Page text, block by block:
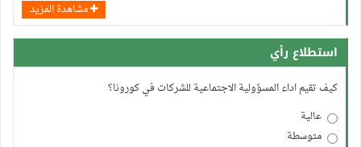
مشاهدة المزيد
استطلاع رأي
كيف تقيم اداء المسؤولية الاجتماعية للشركات في كورونا؟
عالية
متوسطة